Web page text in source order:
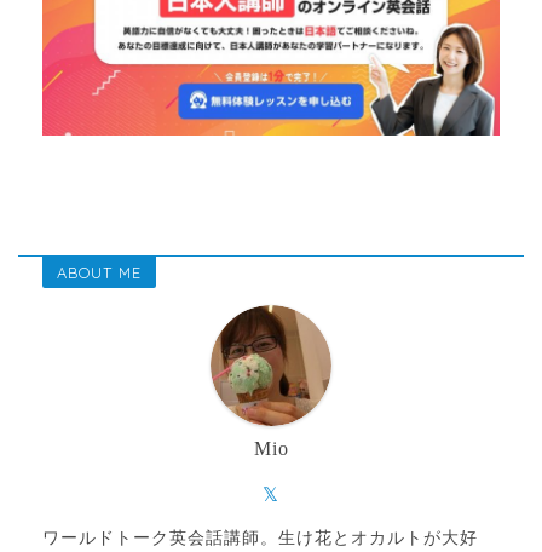
ABOUT ME
Mio
ワールドトーク英会話講師。生け花とオカルトが大好